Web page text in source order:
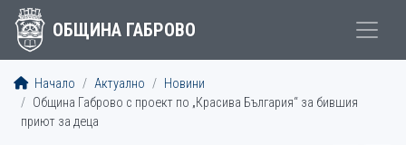
ОБЩИНА ГАБРОВО
Начало Актуално
Новини
Община Габрово с проект по „Красива България“ за бившия
приют за деца